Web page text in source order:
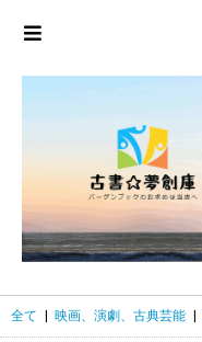
全て | 映画、演劇、古典芸能 |